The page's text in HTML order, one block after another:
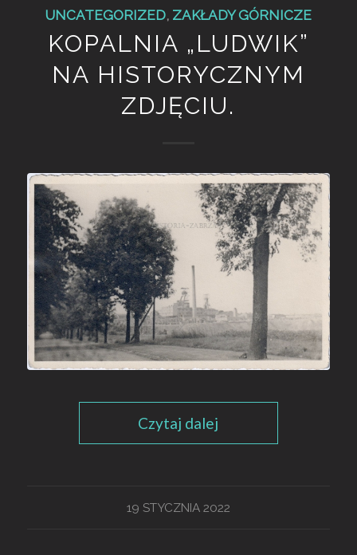
UNCATEGORIZED, ZAKŁADY GÓRNICZE
KOPALNIA „LUDWIK”
NA HISTORYCZNYM
ZDJĘCIU.
Czytaj dalej
19 STYCZNIA 2022